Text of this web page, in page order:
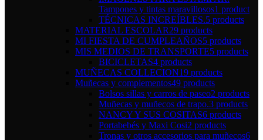
Tampones y tintas maravillosos1 product
TÉCNICAS INCREÍBLES.5 products
MATERIAL ESCOLAR29 products
MI FIESTA DE CUMPLEAÑOS5 products
MIS MEDIOS DE TRANSPORTE5 products
BICICLETAS4 products
MUÑECAS COLLECION19 products
Muñecas y complementos49 products
Bolsos sillas y carros de paseo2 products
Muñecas y muñecos de trapo.3 products
NANCY Y SUS COSITAS6 products
Portabebés y Maxi Cosi2 products
Tronas y otros accesorios para muñecos6